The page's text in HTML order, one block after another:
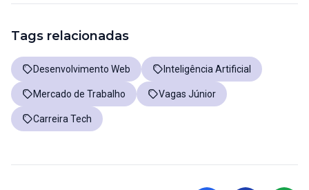
Tags relacionadas
Desenvolvimento Web Inteligência Artificial
Mercado de Trabalho Vagas Júnior
Carreira Tech